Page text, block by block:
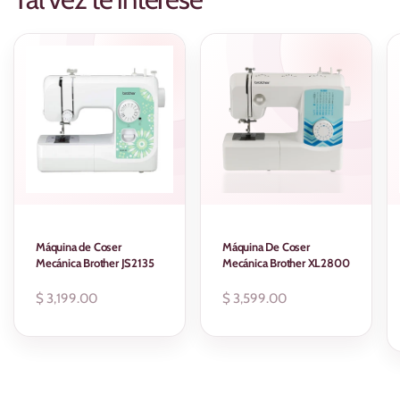
Máquina de Coser
Mecánica Brother JS2135
Precio
$ 3,199.00
Máquina De Coser
Mecánica Brother XL2800
Precio
$ 3,599.00